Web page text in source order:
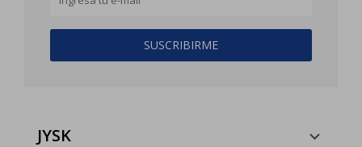
SUSCRIBIRME
JYSK